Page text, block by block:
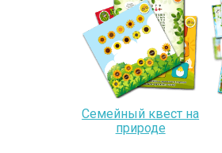
Семейный квест на
природе